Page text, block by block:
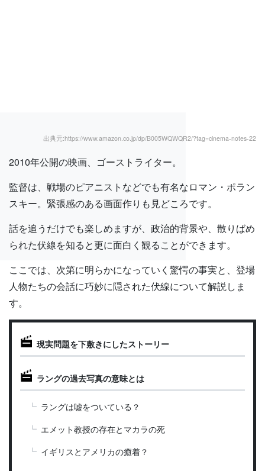
出典元:https://www.amazon.co.jp/dp/B005WQWQR2/?tag=cinema-notes-22
2010年公開の映画、ゴーストライター。
監督は、戦場のピアニストなどでも有名なロマン・ポラン
スキー。緊張感のある画面作りも見どころです。
話を追うだけでも楽しめますが、政治的背景や、散りばめ
られた伏線を知ると更に面白く観ることができます。
ここでは、次第に明らかになっていく驚愕の事実と、登場
人物たちの会話に巧妙に隠された伏線について解説しま
す。
現実問題を下敷きにしたストーリー
ラングの過去写真の意味とは
ラングは嘘をついている？
エメット教授の存在とマカラの死
イギリスとアメリカの癒着？